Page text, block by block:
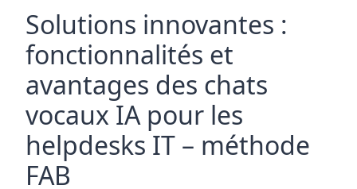
Solutions innovantes :
fonctionnalités et
avantages des chats
vocaux IA pour les
helpdesks IT – méthode
FAB